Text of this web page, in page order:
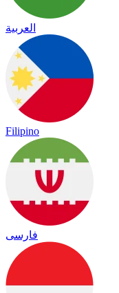
العربية
Filipino
فارسی